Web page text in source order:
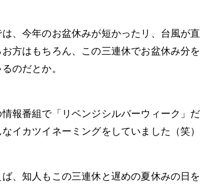
は、今年のお盆休みが短かったリ、台風が
方はもちろん、この三連休でお盆休み分
のだとか。
報番組で「リベンジシルバーウィーク」
イカツイネーミングをしていました（笑）
、知人もこの三連休と遅めの夏休みの日